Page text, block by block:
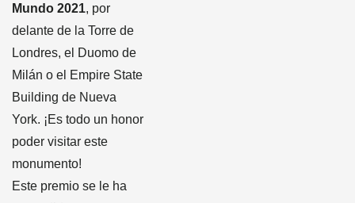
Mundo 2021, por
delante de la Torre de
Londres, el Duomo de
Milán o el Empire State
Building de Nueva
York. ¡Es todo un honor
poder visitar este
monumento!
Este premio se le ha